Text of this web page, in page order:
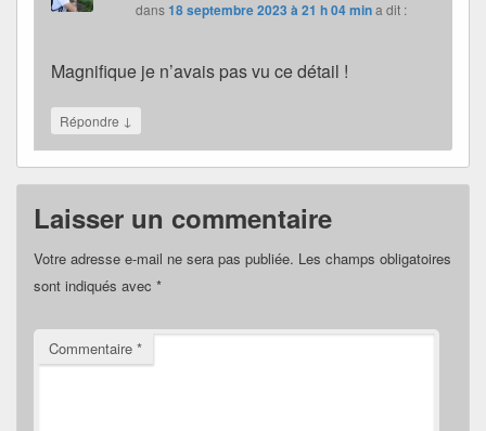
dans18 septembre 2023 à 21 h 04 mina dit :
Magnifique je n’avais pas vu ce détail !
Répondre ↓
Laisser un commentaire
Votre adresse e-mail ne sera pas publiée. Les champs obligatoires
sont indiqués avec *
Commentaire *